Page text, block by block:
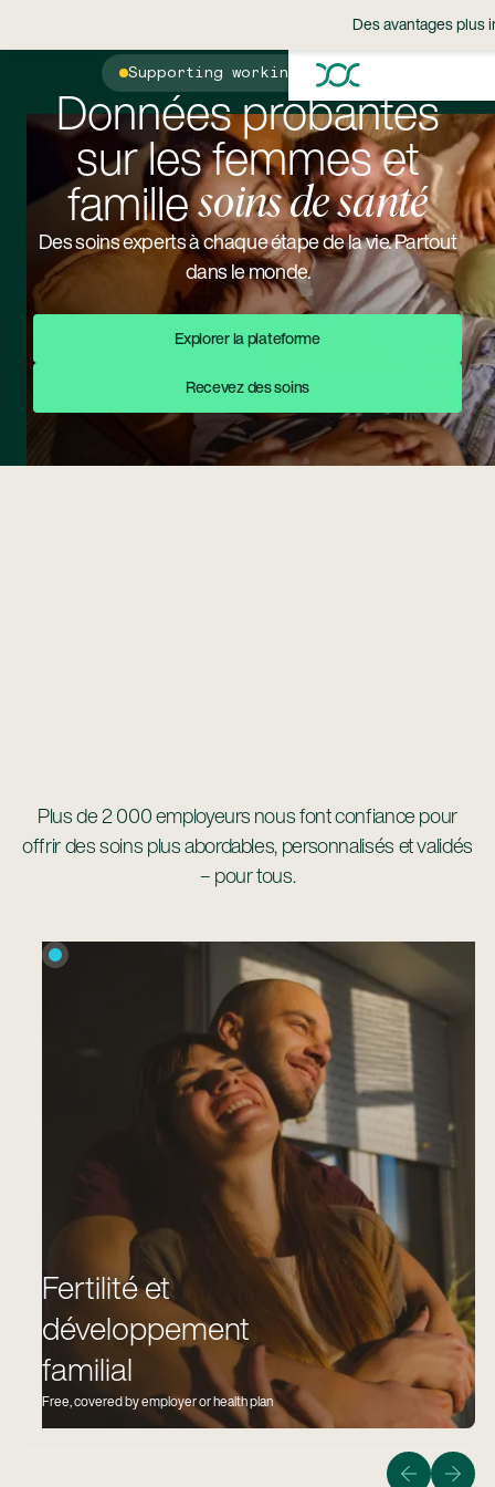
Des avantages plus
Supporting working parents
Données probantes
sur les femmes et
famillesoins de santé
Des soins experts à chaque étape de la vie. Partout
dans le monde.
Explorer la plateforme
Recevez des soins
Plus de 2 000 employeurs nous font confiance pour
offrir des soins plus abordables, personnalisés et validés
– pour tous.
Fertilité et
développement
familial
Free, covered by employer or health plan
Guider les membres vers le chemin le plus rapide, le